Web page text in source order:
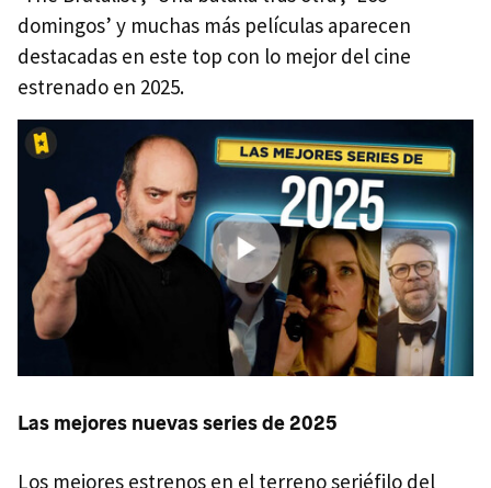
domingos’ y muchas más películas aparecen
destacadas en este top con lo mejor del cine
estrenado en 2025.
Las mejores nuevas series de 2025
Los mejores estrenos en el terreno seriéfilo del